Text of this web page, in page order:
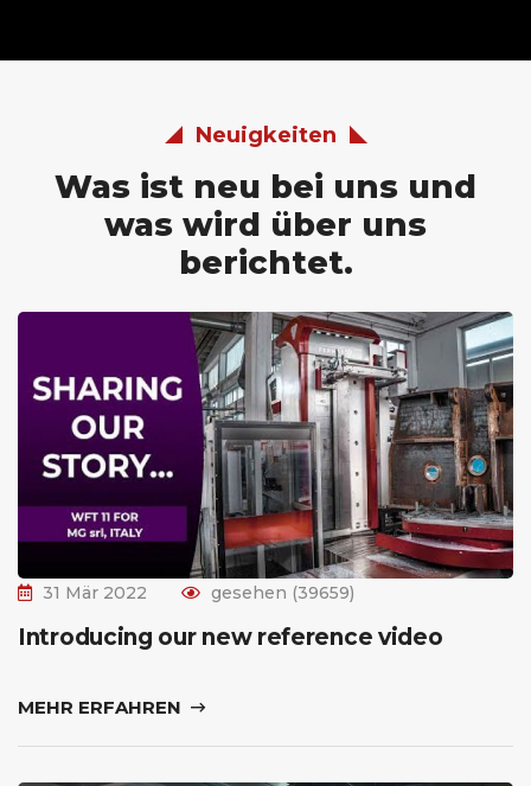
Neuigkeiten
Was ist neu bei uns und
was wird über uns
berichtet.
31 Mär 2022 gesehen (39659)
Introducing our new reference video
MEHR ERFAHREN